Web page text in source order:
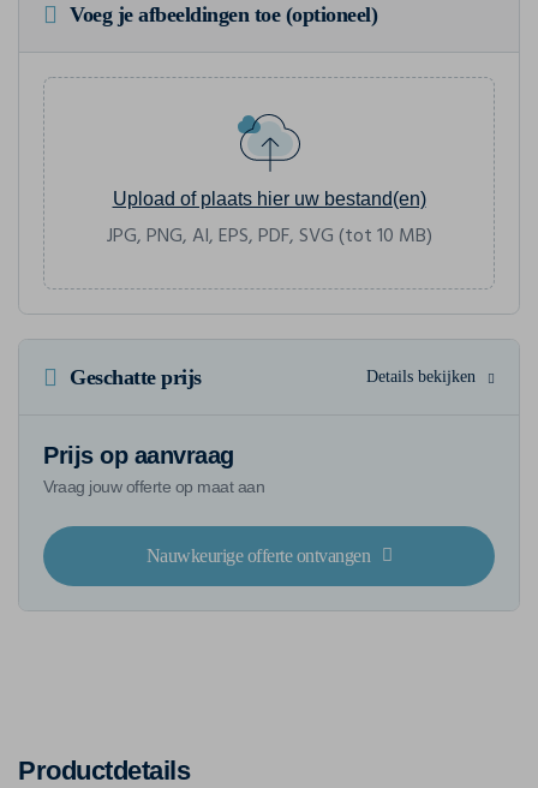
Voeg je afbeeldingen toe (optioneel)
Upload of plaats hier uw bestand(en)
JPG, PNG, AI, EPS, PDF, SVG (tot 10 MB)
Geschatte prijs Details bekijken
Prijs op aanvraag
Vraag jouw offerte op maat aan
Nauwkeurige offerte ontvangen
Productdetails